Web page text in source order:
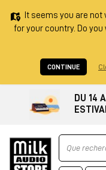
It seems you are
for your country. Do
CONTINUE
DU 14
Ricerca